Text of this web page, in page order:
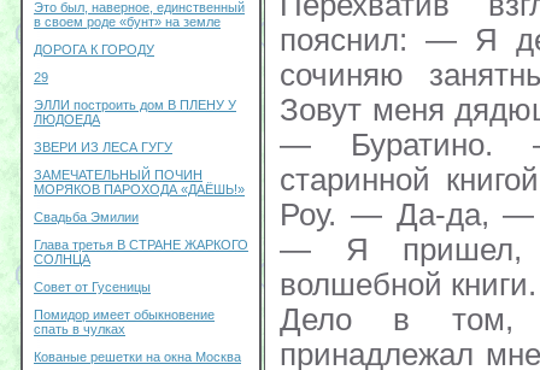
Это был, наверное, единственный
в своем роде «бунт» на земле
ДОРОГА К ГОРОДУ
29
ЭЛЛИ построить дом В ПЛЕНУ У
ЛЮДОЕДА
ЗВЕРИ ИЗ ЛЕСА ГУГУ
ЗАМЕЧАТЕЛЬНЫЙ ПОЧИН
МОРЯКОВ ПАРОХОДА «ДАЁШЬ!»
Свадьба Эмилии
Глава третья В СТРАНЕ ЖАРКОГО
СОЛНЦА
Совет от Гусеницы
Помидор имеет обыкновение
спать в чулках
Кованые решетки на окна Москва
пояснил: — Я
сочиняю
Зовут меня
— Буратино.
старинной
Роу. — Да-да, —
— Я пришел,
волшебной
Дело в том,
принадлежал